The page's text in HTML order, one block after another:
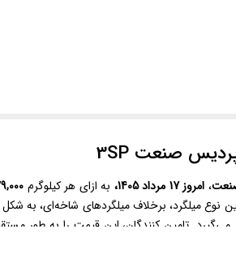
، امروز 17 مرداد 1405، به ازای هر کیلوگرم
نوع میلگرد، برخلاف میلگردهای شاخه‌ای، به
می‌گیرد. تامین‌ کنندگان، این قیمت را به ‌طور